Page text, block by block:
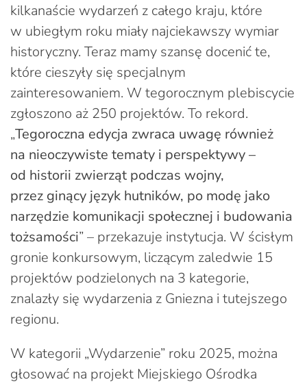
kilkanaście wydarzeń z całego kraju, które
w ubiegłym roku miały najciekawszy wymiar
historyczny. Teraz mamy szansę docenić te,
które cieszyły się specjalnym
zainteresowaniem. W tegorocznym plebiscycie
zgłoszono aż 250 projektów. To rekord.
„Tegoroczna edycja zwraca uwagę również
na nieoczywiste tematy i perspektywy –
od historii zwierząt podczas wojny,
przez ginący język hutników, po modę jako
narzędzie komunikacji społecznej i budowania
tożsamości” – przekazuje instytucja. W ścisłym
gronie konkursowym, liczącym zaledwie 15
projektów podzielonych na 3 kategorie,
znalazły się wydarzenia z Gniezna i tutejszego
regionu.
W kategorii „Wydarzenie” roku 2025, można
głosować na projekt Miejskiego Ośrodka